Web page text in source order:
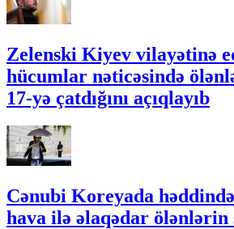
Zelenski Kiyev vilayətinə
hücumlar nəticəsində
17-yə çatdığını açıqlayıb
Cənubi Koreyada
hava ilə əlaqədar ölənlərin